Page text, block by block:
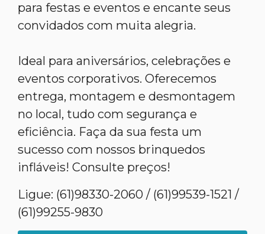
para festas e eventos e encante seus
convidados com muita alegria.
Ideal para aniversários, celebrações e
eventos corporativos. Oferecemos
entrega, montagem e desmontagem
no local, tudo com segurança e
eficiência. Faça da sua festa um
sucesso com nossos brinquedos
infláveis! Consulte preços!
Ligue: (61)98330-2060 / (61)99539-1521 /
(61)99255-9830